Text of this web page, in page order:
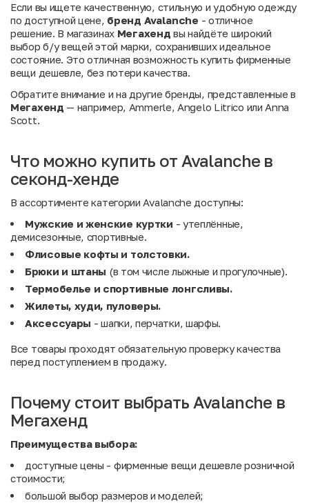
Если вы ищете качественную, стильную и удобную одежду
по доступной цене, бренд Avalanche - отличное
решение. В магазинах Мегахенд вы найдёте широкий
выбор б/у вещей этой марки, сохранивших идеальное
состояние. Это отличная возможность купить фирменные
вещи дешевле, без потери качества.
Обратите внимание и на другие бренды, представленные в
Мегахенд — например, Ammerle, Angelo Litrico или Anna
Scott.
Что можно купить от Avalanche в
секонд-хенде
В ассортименте категории Avalanche доступны:
Мужские и женские куртки - утеплённые,
демисезонные, спортивные.
Флисовые кофты и толстовки.
Брюки и штаны (в том числе лыжные и прогулочные).
Термобелье и спортивные лонгсливы.
Жилеты, худи, пуловеры.
Аксессуары - шапки, перчатки, шарфы.
Все товары проходят обязательную проверку качества
перед поступлением в продажу.
Почему стоит выбрать Avalanche в
Мегахенд
Преимущества выбора:
доступные цены - фирменные вещи дешевле розничной
стоимости;
большой выбор размеров и моделей;